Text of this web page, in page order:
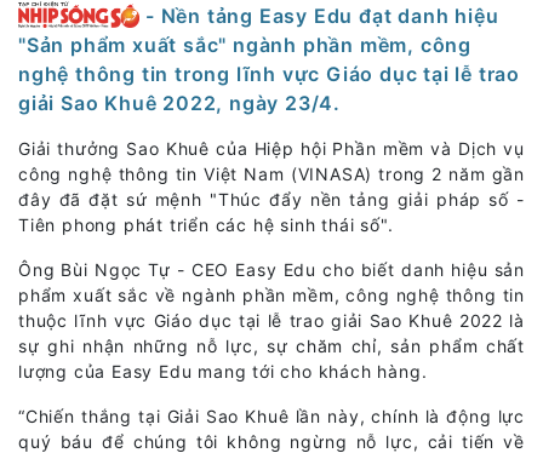
- Nền tảng Easy Edu đạt danh hiệu
"Sản phẩm xuất sắc" ngành phần mềm, công
nghệ thông tin trong lĩnh vực Giáo dục tại lễ trao
giải Sao Khuê 2022, ngày 23/4.
Giải thưởng Sao Khuê của Hiệp hội Phần mềm và Dịch vụ
công nghệ thông tin Việt Nam (VINASA) trong 2 năm gần
đây đã đặt sứ mệnh "Thúc đẩy nền tảng giải pháp số -
Tiên phong phát triển các hệ sinh thái số".
Ông Bùi Ngọc Tự - CEO Easy Edu cho biết danh hiệu sản
phẩm xuất sắc về ngành phần mềm, công nghệ thông tin
thuộc lĩnh vực Giáo dục tại lễ trao giải Sao Khuê 2022 là
sự ghi nhận những nỗ lực, sự chăm chỉ, sản phẩm chất
lượng của Easy Edu mang tới cho khách hàng.
“Chiến thắng tại Giải Sao Khuê lần này, chính là động lực
quý báu để chúng tôi không ngừng nỗ lực, cải tiến về